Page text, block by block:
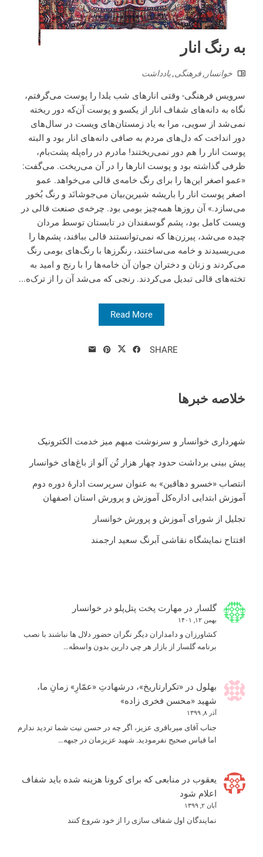
به رنگ انار
خوانسار ,فرهنگی,یادداشت
سرویس فرهنگی- وقتی انارهای شب یلدا را پوست می‌گرفتم،
نگاه به دانه‌های شفاف انار از یکسو و پوست آن‌که دور ریخته
نمی‌شد از سویی، مرا به یاد زمستان‌های ویست در سال‌های
دور انداخت که دل‌های مردم به صافی دانه‌های انار بود و البته
پوست انار را هم دور نمی‌ریختند! مادرم در راه‌پله پشت‌بام،
ظرفی گذاشته بود و پوست انارها را در آن می‌ریخت. می‌گفت:
«عمو اصغر این‌ها را برای رنگ خامه‌ی قالی می‌خواهد. عمو
اصغر پوست انار را باریشه شیرین‌بیان می‌جوشانَد و رنگ بُخور
می‌سازد.» آن روزها همه‌چیز بومی بود. چرخه‌ی صنعت قالی در
ویست کامل بود، پشم گوسفندان در تابستان توسط مردان
چیده می‌شد، پیرزن‌ها که نمی‌توانستند قالی ببافند، پشم‌ها را
می‌ریسیدند و خامه می‌ساختند، رنگرزها با رنگ‌های بومی رنگ
می‌کردند و زنان و دختران جوان آن خامه‌ها را با رنج و امید به
تخته‌های قالی تبدیل می‌کردند. رنجی که می‌شد آن را از ترک‌ه...
Read More
SHARE
خلاصه خبرها
شهرداری خوانسار و سرنوشت مبهم میز خدمت الکترونیک
پیش بینی برداشت حدود چهار هزار تُن آلو از باغ‌های خوانسار
انتصاب «خسرو دهاقین» به عنوان سرپرست ادارۀ دوره دوم
آموزش ابتدایی اداره‌کل آموزش و پرورش استان اصفهان
تجلیل از شورای آموزش و پرورش خوانسار
افتتاح نمایشگاه نقاشی آبرنگ سعید ارجمند
گلسار در مهارت پخت پتل‌پلو در خوانسار
بهمن ۱۲, ۱۴۰۱
كشاورزان و دامداران ديگر نگران حضور دلال ها نباشند با نصب
برنامه گلسار از بازار هر چي دارين بدون واسطه…
بهلول در «تکرارتاریخ»، درشهادتِ «عمّارِ» زمانِ ما،
شهید «محسن فخری زاده»
آذر ۸, ۱۳۹۹
جناب آقای میرباقری عزیز، اگر چه در حسن نیت شما تردید ندارم
اما قیاس صحیح نفرمودید. شهید عزیزمان در جبهه…
یعقوب در منابعی که برای کرونا هزینه شده باید شفاف
اعلام شود
آبان ۲, ۱۳۹۹
نمایندگان اول شفاف سازی را از خود شروع کنند